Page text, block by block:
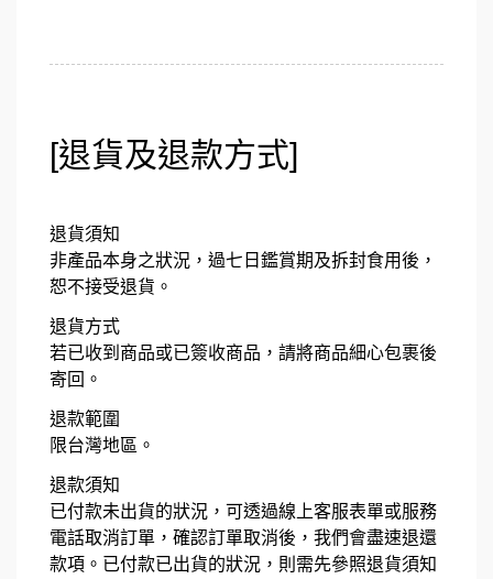
[退貨及退款方式]
退貨須知
非產品本身之狀況，過七日鑑賞期及拆封食用後，
恕不接受退貨。
退貨方式
若已收到商品或已簽收商品，請將商品細心包裹後
寄回。
退款範圍
限台灣地區。
退款須知
已付款未出貨的狀況，可透過線上客服表單或服務
電話取消訂單，確認訂單取消後，我們會盡速退還
款項。已付款已出貨的狀況，則需先參照退貨須知